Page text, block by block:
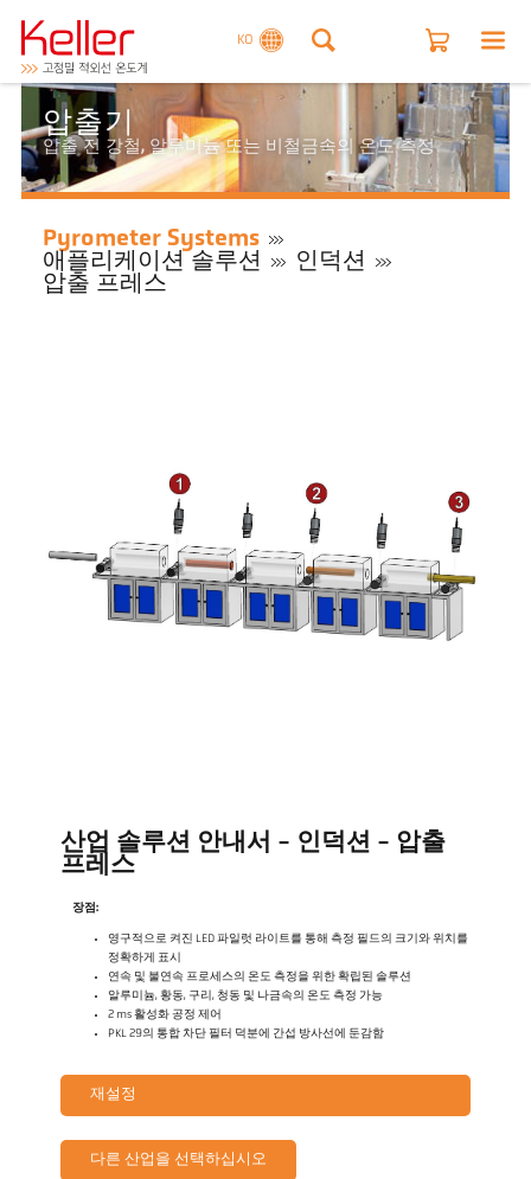
KO
압출기
압출 전 강철, 알루미늄 또는 비철금속의 온도 측정
Pyrometer Systems
애플리케이션 솔루션
인덕션
압출 프레스
산업 솔루션 안내서 - 인덕션 - 압출
프레스
장점:
영구적으로 켜진 LED 파일럿 라이트를 통해 측정 필드의 크기와 위치를
정확하게 표시
연속 및 불연속 프로세스의 온도 측정을 위한 확립된 솔루션
알루미늄, 황동, 구리, 청동 및 나금속의 온도 측정 가능
2 ms 활성화 공정 제어
PKL 29의 통합 차단 필터 덕분에 간섭 방사선에 둔감함
재설정
다른 산업을 선택하십시오